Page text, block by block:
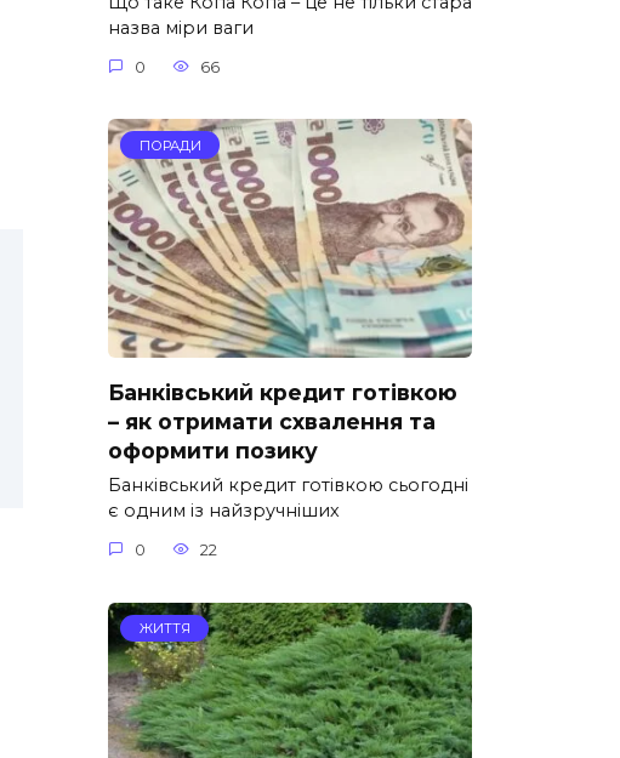
назва міри ваги
0 66
ПОРАДИ
Банківський кредит готівкою
– як отримати схвалення та
оформити позику
Банківський кредит готівкою сьогодні
є одним із найзручніших
0 22
ЖИТТЯ